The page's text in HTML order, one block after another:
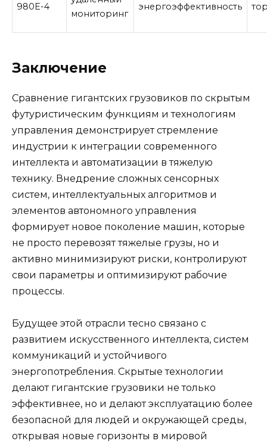
980E-4
мониторинг
энергоэффективность
Заключение
Сравнение гигантских грузовиков по скрытым
футуристическим функциям и технологиям
управления демонстрирует стремление
индустрии к интеграции современного
интеллекта и автоматизации в тяжелую
технику. Внедрение сложных сенсорных
систем, интеллектуальных алгоритмов и
элементов автономного управления
формирует новое поколение машин, которые
не просто перевозят тяжелые грузы, но и
активно минимизируют риски, контролируют
свои параметры и оптимизируют рабочие
процессы.
Будущее этой отрасли тесно связано с
развитием искусственного интеллекта, систем
коммуникаций и устойчивого
энергопотребления. Скрытые технологии
делают гигантские грузовики не только
эффективнее, но и делают эксплуатацию более
безопасной для людей и окружающей среды,
открывая новые горизонты в мировой